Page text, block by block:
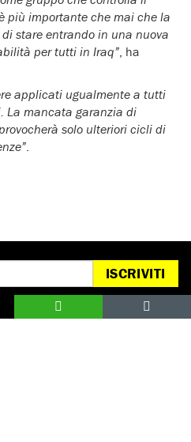
più importante che mai che la
stare entrando in una nuova
per tutti in Iraq” , ha
applicati ugualmente a tutti
La mancata garanzia di
solo ulteriori cicli di
Stampa
e-mail:
ISCRIVITI